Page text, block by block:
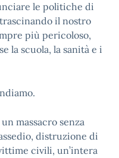
le politiche di
il nostro
più pericoloso,
la scuola, la sanità e i
massacro senza
distruzione di
civili, un’intera